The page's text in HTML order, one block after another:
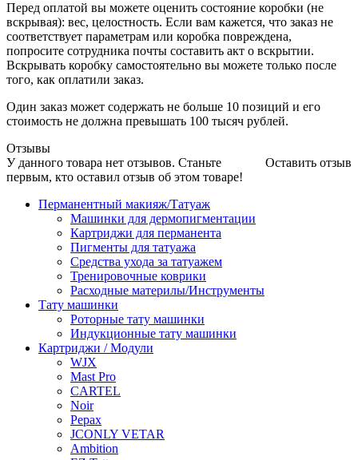
Перед оплатой вы можете оценить состояние коробки (не
вскрывая): вес, целостность. Если вам кажется, что заказ не
соответствует параметрам или коробка повреждена,
попросите сотрудника почты составить акт о вскрытии.
Вскрывать коробку самостоятельно вы можете только после
того, как оплатили заказ.
Один заказ может содержать не больше 10 позиций и его
стоимость не должна превышать 100 тысяч рублей.
Отзывы
Оставить отзыв
У данного товара нет отзывов. Станьте
первым, кто оставил отзыв об этом товаре!
Перманентный макияж/Татуаж
Машинки для дермопигментации
Картриджи для перманента
Пигменты для татуажа
Средства ухода за татуажем
Тренировочные коврики
Расходные материлы/Инструменты
Тату машинки
Роторные тату машинки
Индукционные тату машинки
Картриджи / Модули
WJX
Mast Pro
CARTEL
Noir
Pepax
JCONLY VETAR
Ambition